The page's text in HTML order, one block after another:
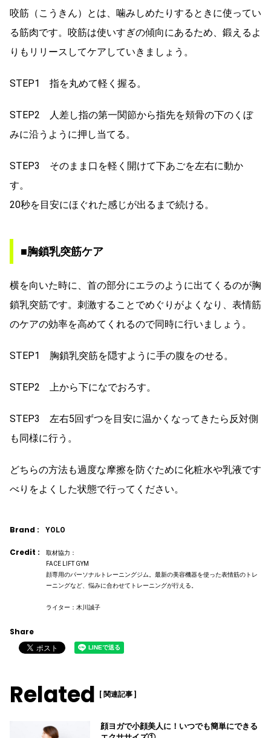
咬筋（こうきん）とは、噛みしめたりするときに使ってい
る筋肉です。咬筋は使いすぎの傾向にあるため、鍛えるよ
りもリリースしてケアしていきましょう。
STEP1 指を丸めて軽く握る。
STEP2 人差し指の第一関節から指先を頬骨の下のくぼ
みに沿うように押し当てる。
STEP3 そのまま口を軽く開けて下あごを左右に動か
す。
20秒を目安にほぐれた感じが出るまで続ける。
■胸鎖乳突筋ケア
横を向いた時に、首の部分にエラのように出てくるのが胸
鎖乳突筋です。刺激することでめぐりがよくなり、表情筋
のケアの効率を高めてくれるので同時に行いましょう。
STEP1 胸鎖乳突筋を隠すように手の腹をのせる。
STEP2 上から下になでおろす。
STEP3 左右5回ずつを目安に温かくなってきたら反対側
も同様に行う。
どちらの方法も過度な摩擦を防ぐために化粧水や乳液です
べりをよくした状態で行ってください。
Brand : YOLO
Credit :
取材協力：
FACE LIFT GYM
顔専用のパーソナルトレーニングジム。最新の美容機器を使った表情筋のトレ
ーニングなど、悩みに合わせてトレーニングが行える。
ライター：木川誠子
Share
Related [ 関連記事 ]
顔ヨガで小顔美人に！いつでも簡単にできる